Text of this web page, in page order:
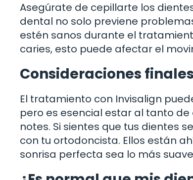
Asegúrate de cepillarte los
dental no solo previene
estén sanos durante el
caries, esto puede afectar el
Consideraciones finales
El tratamiento con Invisalign
pero es esencial estar al tanto
notes. Si sientes que tus dientes
con tu ortodoncista. Ellos están
sonrisa perfecta sea lo más